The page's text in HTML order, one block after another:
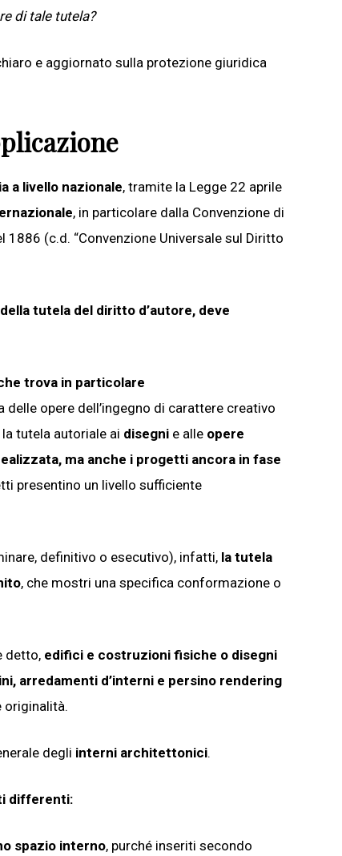
di tale tutela?
e aggiornato sulla protezione giuridica
a livello nazionale, tramite la Legge 22 aprile
, in particolare dalla Convenzione di
(c.d. “Convenzione Universale sul Diritto
tutela del diritto d’autore, deve
trova in particolare
delle opere dell’ingegno di carattere creativo
tutela autoriale ai disegni e alle opere
ma anche i progetti ancora in fase
presentino un livello sufficiente
definitivo o esecutivo), infatti, la tutela
, che mostri una specifica conformazione o
detto, edifici e costruzioni fisiche o disegni
arredamenti d’interni e persino rendering
originalità.
degli interni architettonici.
differenti:
spazio interno, purché inseriti secondo